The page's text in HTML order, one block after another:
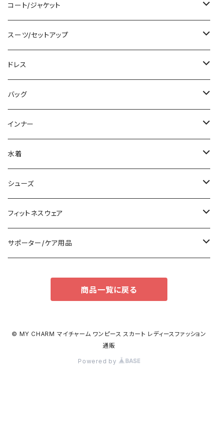
ベアトップ/チューブトップ
カーディガン/ボレロ
ニット/セーター
パーカー
スウェット/トレーナー
その他
ロング/マキシ
袖付き
ノースリーブ
その他
チュニック
クロップド丈
ロング丈
デニム
レギンス
その他
オールインワン
ミニ/ショート
ミディアム/ミモレ
ロング
その他
コート/ジャケット
コート
ジャケット
その他
スーツ/セットアップ
パンツスーツ
スカートスーツ
その他
ドレス
ミニ/ショート
ミディアム/ミモレ
ロング/マキシ
袖付き
ノースリーブ
パンツドレス
バッグ
サブバッグ
クラッチバッグ
フォーマルバッグ
カジュアルバッグ
バックパック
その他
インナー
ブラ/ブラトップ/ベアトップ
ショーツ
タンクトップ/キャミソール
半袖/5分
ペチコート/ペチパンツ
水着
タンキニ
バンドゥビキニ
ワンピース
シューズ
スニーカー
ブーツ
その他
フィットネスウェア
セット販売
タイツ
サポーター/ケア用品
商品一覧に戻る
© MY CHARM マイチャーム ワンピース スカート レディースファッション
通販
Powered by